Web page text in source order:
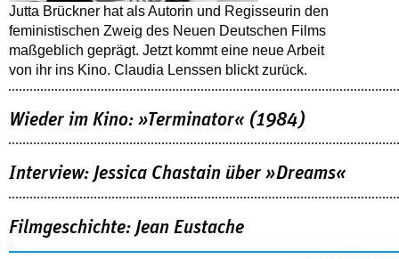
Jutta Brückner hat als Autorin und Regisseurin den
feministischen Zweig des Neuen Deutschen Films
maßgeblich geprägt. Jetzt kommt eine neue Arbeit
von ihr ins Kino. Claudia Lenssen blickt zurück.
Wieder im Kino: »Terminator« (1984)
Interview: Jessica Chastain über »Dreams«
Filmgeschichte: Jean Eustache